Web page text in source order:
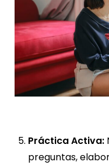
Práctica Activa:
preguntas,